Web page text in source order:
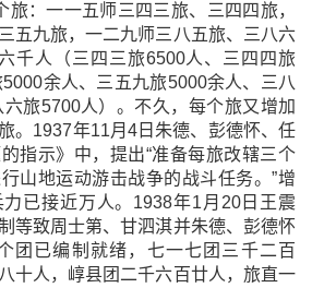
旅：一一五师三四三旅、三四四旅，
五九旅，一二九师三八五旅、三八六
千人（三四三旅6500人、三四四旅
余人、三五九旅5000余人、三八
旅5700人）。不久，每个旅又增加
。1937年11月4日朱德、彭德怀、任
指示》中，提出“准备每旅改辖三个
山地运动游击战争的战斗任务。”增
已接近万人。1938年1月20日王震
等致周士第、甘泗淇并朱德、彭德怀
团已编制就绪，七一七团三千二百
十人，崞县团二千六百廿人，旅直一